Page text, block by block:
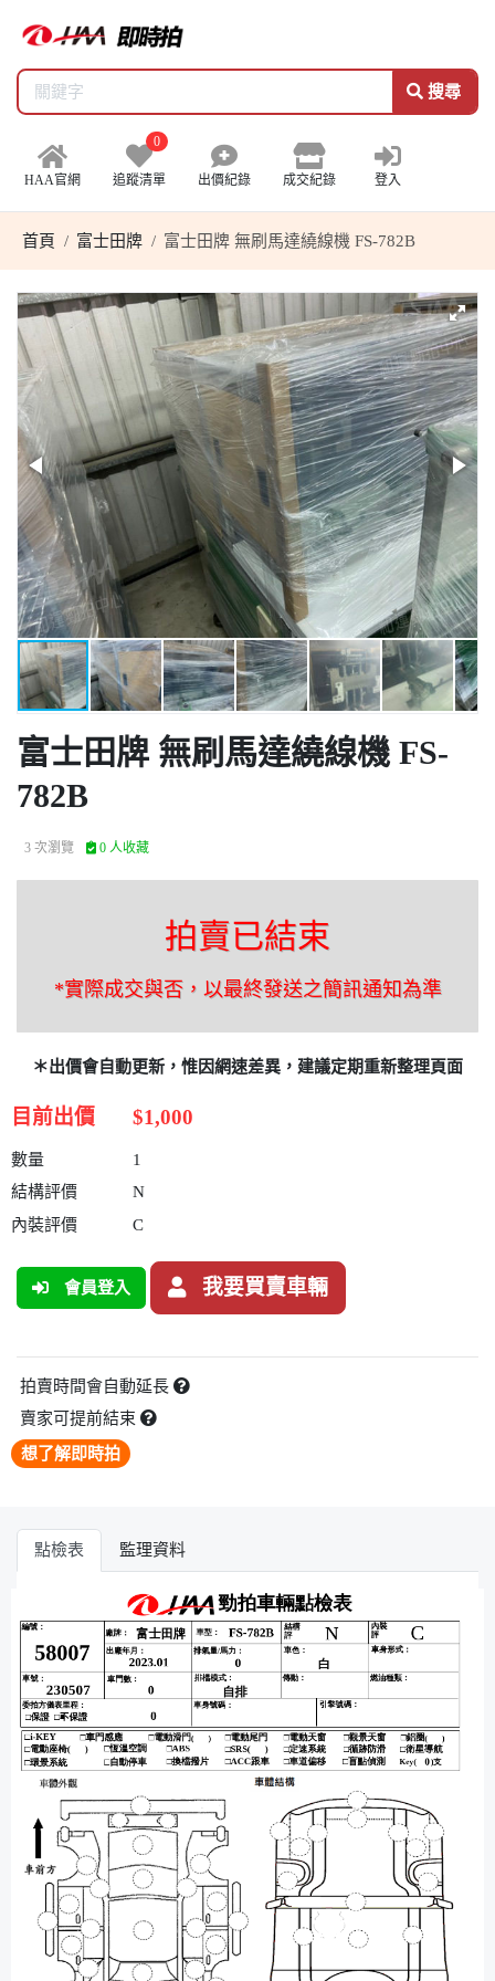
搜尋
HAA官網
0
追蹤清單 出價紀錄 成交紀錄 登入
首頁 富士田牌 富士田牌 無刷馬達繞線機 FS-782B
富士田牌 無刷馬達繞線機 FS-
782B
3 次瀏覽 0 人收藏
拍賣已結束
*實際成交與否，以最終發送之簡訊通知為準
＊出價會自動更新，惟因網速差異，建議定期重新整理頁面
目前出價 $1,000
數量
1
結構評價
N
內裝評價
C
會員登入 我要買賣車輛
拍賣時間會自動延長
賣家可提前結束
想了解即時拍
點檢表 監理資料